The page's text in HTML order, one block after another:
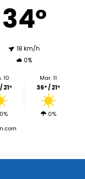
34º
18 km/h
0%
10
21º
0%
Mar. 11
36º / 21º
0%